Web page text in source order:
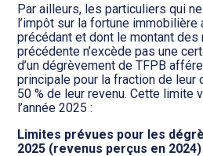
Par ailleurs, les particuliers qui
l’impôt sur la fortune immobilière
précédant et dont le montant des
précédente n’excède pas une
d’un dégrèvement de TFPB
principale pour la fraction de leur
50 % de leur revenu. Cette limite
l’année 2025 :
Limites prévues pour les
2025 (revenus perçus en 2024)